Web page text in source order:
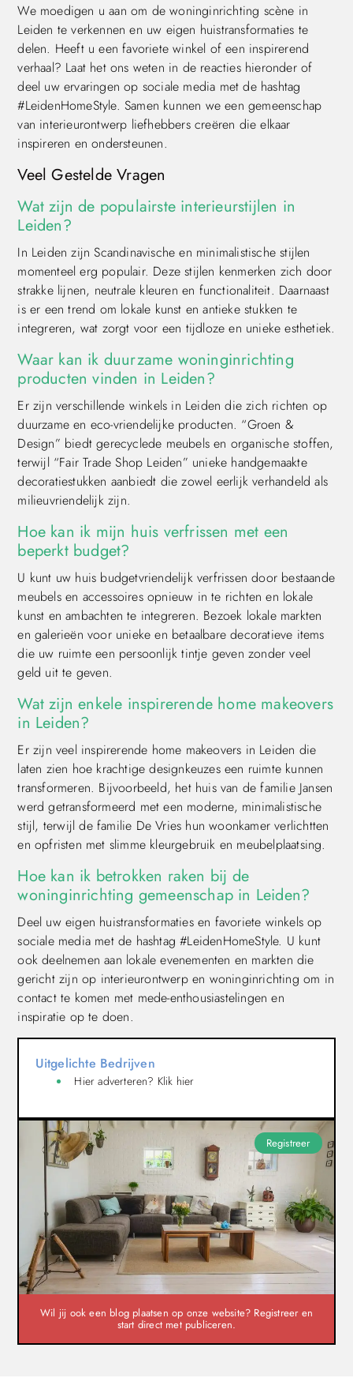
We moedigen u aan om de woninginrichting scène in
Leiden te verkennen en uw eigen huistransformaties te
delen. Heeft u een favoriete winkel of een inspirerend
verhaal? Laat het ons weten in de reacties hieronder of
deel uw ervaringen op sociale media met de hashtag
#LeidenHomeStyle. Samen kunnen we een gemeenschap
van interieurontwerp liefhebbers creëren die elkaar
inspireren en ondersteunen.
Veel Gestelde Vragen
Wat zijn de populairste interieurstijlen in
Leiden?
In Leiden zijn Scandinavische en minimalistische stijlen
momenteel erg populair. Deze stijlen kenmerken zich door
strakke lijnen, neutrale kleuren en functionaliteit. Daarnaast
is er een trend om lokale kunst en antieke stukken te
integreren, wat zorgt voor een tijdloze en unieke esthetiek.
Waar kan ik duurzame woninginrichting
producten vinden in Leiden?
Er zijn verschillende winkels in Leiden die zich richten op
duurzame en eco-vriendelijke producten. “Groen &
Design” biedt gerecyclede meubels en organische stoffen,
terwijl “Fair Trade Shop Leiden” unieke handgemaakte
decoratiestukken aanbiedt die zowel eerlijk verhandeld als
milieuvriendelijk zijn.
Hoe kan ik mijn huis verfrissen met een
beperkt budget?
U kunt uw huis budgetvriendelijk verfrissen door bestaande
meubels en accessoires opnieuw in te richten en lokale
kunst en ambachten te integreren. Bezoek lokale markten
en galerieën voor unieke en betaalbare decoratieve items
die uw ruimte een persoonlijk tintje geven zonder veel
geld uit te geven.
Wat zijn enkele inspirerende home makeovers
in Leiden?
Er zijn veel inspirerende home makeovers in Leiden die
laten zien hoe krachtige designkeuzes een ruimte kunnen
transformeren. Bijvoorbeeld, het huis van de familie Jansen
werd getransformeerd met een moderne, minimalistische
stijl, terwijl de familie De Vries hun woonkamer verlichtten
en opfristen met slimme kleurgebruik en meubelplaatsing.
Hoe kan ik betrokken raken bij de
woninginrichting gemeenschap in Leiden?
Deel uw eigen huistransformaties en favoriete winkels op
sociale media met de hashtag #LeidenHomeStyle. U kunt
ook deelnemen aan lokale evenementen en markten die
gericht zijn op interieurontwerp en woninginrichting om in
contact te komen met mede-enthousiastelingen en
inspiratie op te doen.
Uitgelichte Bedrijven
Hier adverteren? Klik hier
Registreer
Wil jij ook een blog plaatsen op onze website? Registreer en
start direct met publiceren.